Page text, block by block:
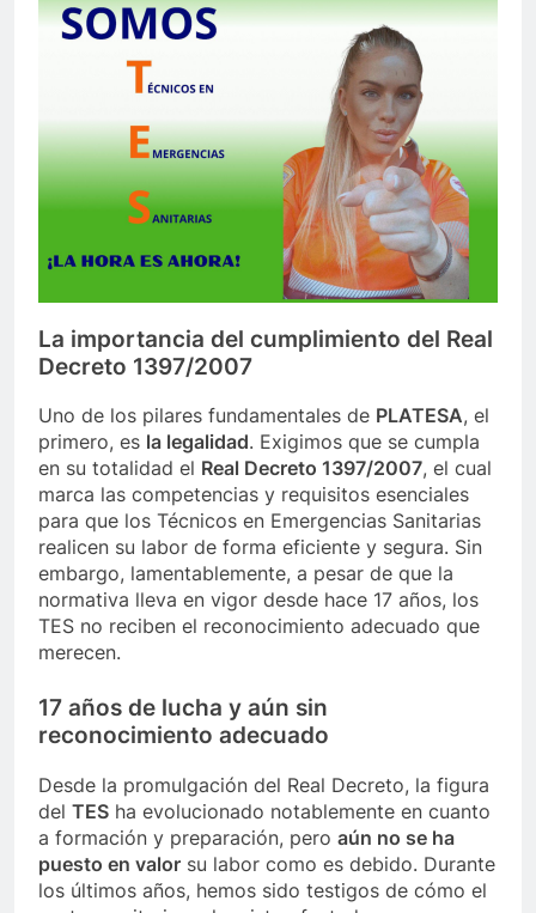
La importancia del cumplimiento del Real
Decreto 1397/2007
Uno de los pilares fundamentales de PLATESA, el
primero, es la legalidad. Exigimos que se cumpla
en su totalidad el Real Decreto 1397/2007, el cual
marca las competencias y requisitos esenciales
para que los Técnicos en Emergencias Sanitarias
realicen su labor de forma eficiente y segura. Sin
embargo, lamentablemente, a pesar de que la
normativa lleva en vigor desde hace 17 años, los
TES no reciben el reconocimiento adecuado que
merecen.
17 años de lucha y aún sin
reconocimiento adecuado
Desde la promulgación del Real Decreto, la figura
del TES ha evolucionado notablemente en cuanto
a formación y preparación, pero aún no se ha
puesto en valor su labor como es debido. Durante
los últimos años, hemos sido testigos de cómo el